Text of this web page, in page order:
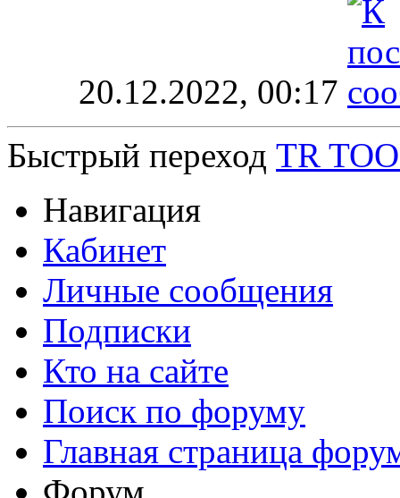
20.12.2022, 00:17
Быстрый переход TR
Навигация
Кабинет
Личные сообщения
Подписки
Кто на сайте
Поиск по форуму
Главная страница